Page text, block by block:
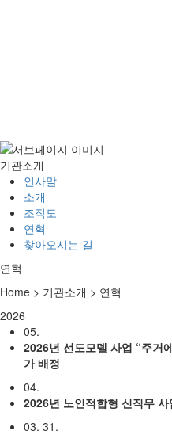
기관소개
인사말
소개
조직도
연혁
찾아오시는 길
연혁
Home > 기관소개 > 연혁
2026
05.
2026년 선도모델 사업 “주거
가 배정
04.
2026년 노인적합형 신직무
03. 31.